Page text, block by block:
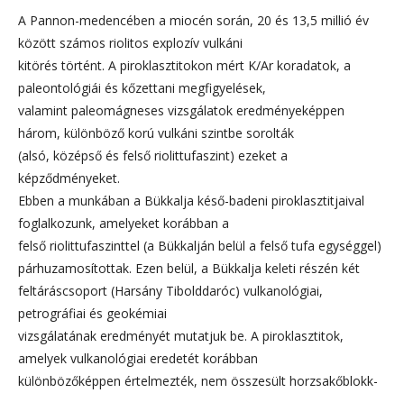
A Pannon-medencében a miocén során, 20 és 13,5 millió év
között számos riolitos explozív vulkáni
kitörés történt. A piroklasztitokon mért K/Ar koradatok, a
paleontológiái és kőzettani megfigyelések,
valamint paleomágneses vizsgálatok eredményeképpen
három, különböző korú vulkáni szintbe sorolták
(alsó, középső és felső riolittufaszint) ezeket a
képződményeket.
Ebben a munkában a Bükkalja késő-badeni piroklasztitjaival
foglalkozunk, amelyeket korábban a
felső riolittufaszinttel (a Bükkalján belül a felső tufa egységgel)
párhuzamosítottak. Ezen belül, a Bükkalja keleti részén két
feltáráscsoport (Harsány Tibolddaróc) vulkanológiai,
petrográfiai és geokémiai
vizsgálatának eredményét mutatjuk be. A piroklasztitok,
amelyek vulkanológiai eredetét korábban
különbözőképpen értelmezték, nem összesült horzsakőblokk-